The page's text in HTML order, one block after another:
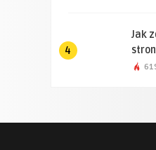
4
Jak